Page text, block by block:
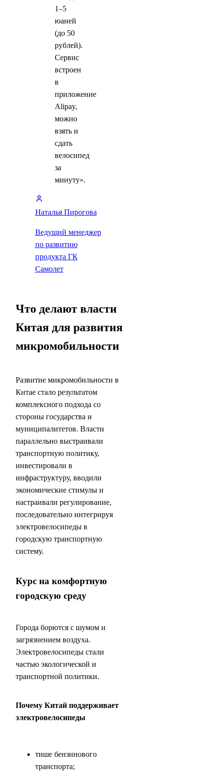
1–5
юаней
(до 50
рублей).
Сервис
встроен
в
приложение
Alipay,
можно
взять и
сдать
велосипед
за
минуту».
Наталья Пирогова
Ведущий менеджер
по развитию
продукта ГК
Самолет
Что делают власти
Китая для развития
микромобильности
Развитие микромобильности в
Китае стало результатом
комплексного подхода со
стороны государства и
муниципалитетов. Власти
параллельно выстраивали
транспортную политику,
инвестировали в
инфраструктуру, вводили
экономические стимулы и
настраивали регулирование,
последовательно интегрируя
электровелосипеды в
городскую транспортную
систему.
Курс на комфортную
городскую среду
Города борются с шумом и
загрязнением воздуха.
Электровелосипеды стали
частью экологической и
транспортной политики.
Почему Китай поддерживает
электровелосипеды
тише бензинового
транспорта;